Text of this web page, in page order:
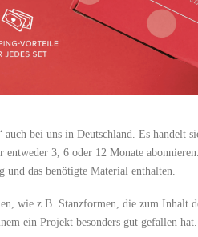
bei uns in Deutschland. Es handelt
3, 6 oder 12 Monate
das benötigte Material enthalten.
wie z.B. Stanzformen, die zum Inhalt
ein Projekt besonders gut gefallen hat.